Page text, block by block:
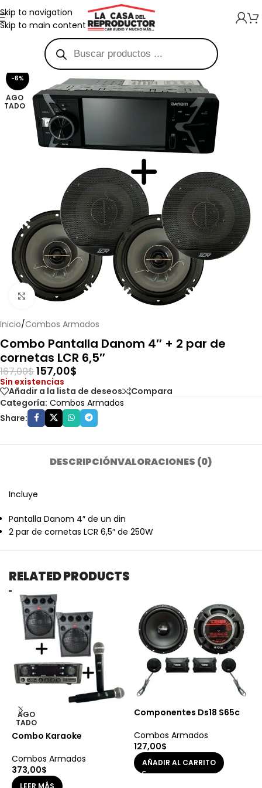
Skip to navigation
Skip to main content
-6%
AGO
TADO
Haga clic para ampliar
Inicio/Combos Armados
Combo Pantalla Danom 4″ + 2 par de
cornetas LCR 6,5″
167,00$157,00$
Sin existencias
Añadir a la lista de deseos
Compara
Categoría: Combos Armados
Share:
DESCRIPCIÓNVALORACIONES (0)
Incluye
Pantalla Danom 4″ de un din
2 par de cornetas LCR 6,5″ de 250W
RELATED PRODUCTS
AGO
TADO
Combo Karaoke
Combos Armados
373,00$
LEER MÁS
Componentes Ds18 S65c
Combos Armados
127,00$
AÑADIR AL CARRITO